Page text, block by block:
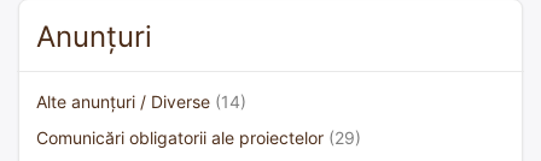
Anunțuri
Alte anunțuri / Diverse (14)
Comunicări obligatorii ale proiectelor (29)